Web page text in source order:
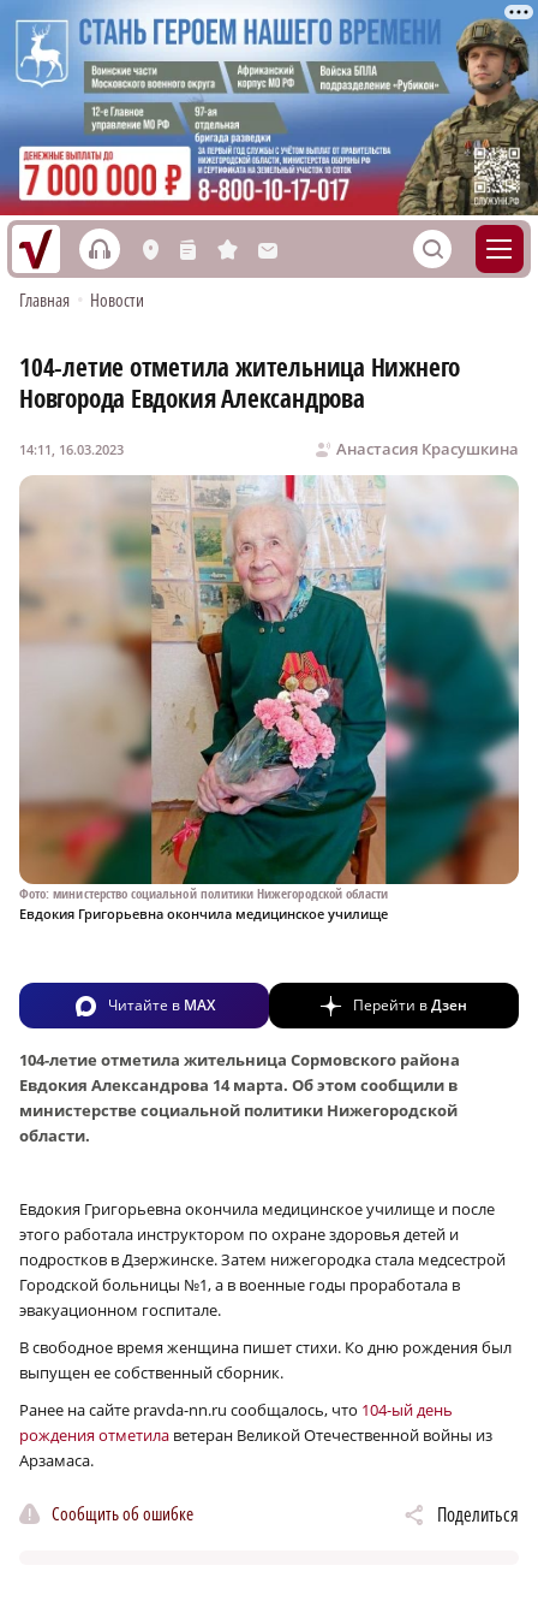
h L n s M S
Главная • Новости
104-летие отметила жительница Нижнего
Новгорода Евдокия Александрова
Анастасия Красушкина
14:11, 16.03.2023
Фото: министерство социальной политики Нижегородской области
Евдокия Григорьевна окончила медицинское училище
Читайте в MAX Перейти вДзен
104-летие отметила жительница Сормовского района
Евдокия Александрова 14 марта. Об этом сообщили в
министерстве социальной политики Нижегородской
области.
Евдокия Григорьевна окончила медицинское училище и после
этого работала инструктором по охране здоровья детей и
подростков в Дзержинске. Затем нижегородка стала медсестрой
Городской больницы №1, а в военные годы проработала в
эвакуационном госпитале.
В свободное время женщина пишет стихи. Ко дню рождения был
выпущен ее собственный сборник.
Ранее на сайте pravda-nn.ru сообщалось, что 104-ый день
рождения отметила ветеран Великой Отечественной войны из
Арзамаса.
Сообщить об ошибке Поделиться